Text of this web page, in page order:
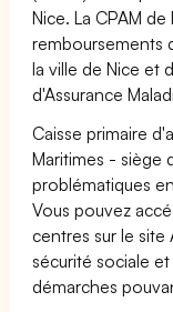
Nice. La CPAM
remboursements
la ville de Nice et
d'Assurance
Caisse primaire
Maritimes - siège
problématiques
Vous pouvez
centres sur le site
sécurité sociale
démarches